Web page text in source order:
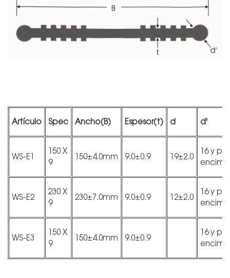
Artículo Spec Ancho(B) Espesor(t) d d'
WS-E1
150 X
9
150±4.0mm 9.0±0.9 19±2.0
16 y por
encima
WS-E2
230 X
9
230±7.0mm 9.0±0.9 12±2.0
16 y por
encima
WS-E3
150 X
9
150±4.0mm 9.0±0.9
16 y por
encima